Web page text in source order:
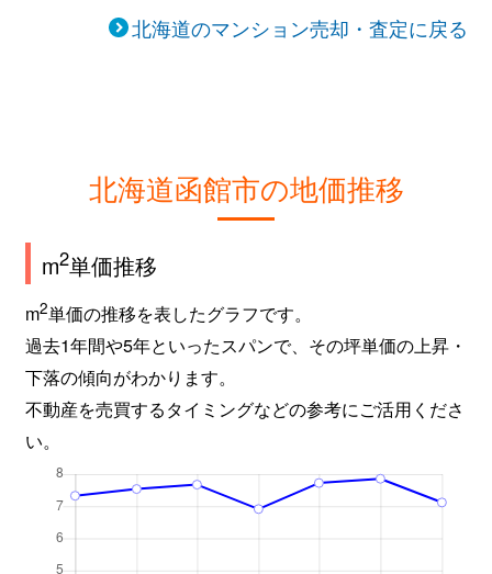
北海道のマンション売却・査定に戻る
北海道函館市の地価推移
m2単価推移
m2単価の推移を表したグラフです。
過去1年間や5年といったスパンで、その坪単価の上昇・
下落の傾向がわかります。
不動産を売買するタイミングなどの参考にご活用くださ
い。